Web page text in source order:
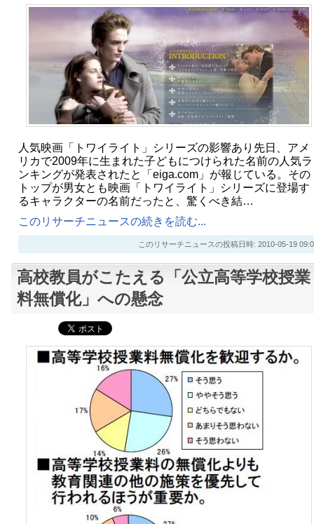
人気映画「トワイライト」シリーズの影響あり先日、アメ
リカで2009年に生まれた子どもにつけられた名前の人気ラ
ンキングが発表されたと「eiga.com」が報じている。その
トップが男女とも映画「トワイライト」シリーズに登場す
るキャラクターの名前だったと、驚くべき結…
このリサーチニュースの続きを読む...
このリサーチニュースの投稿日時: 2010-05-19
高校教員がこたえる「公立高等学校授業
料無償化」への懸念